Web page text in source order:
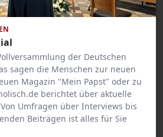
der Deutschen
sagen die Menschen zur neuen
Magazin "Mein Papst" oder zu
berichtet über aktuelle
Umfragen über Interviews bis
Beiträgen ist alles für Sie